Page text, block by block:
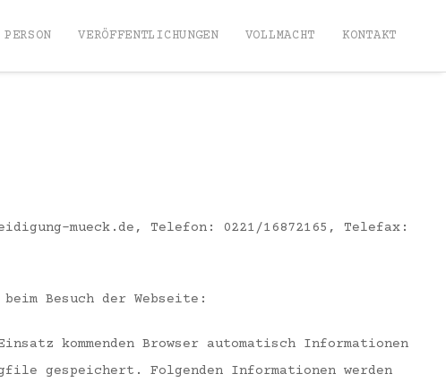
VERÖFFENTLICHUNGEN VOLLMACHT KONTAKT
mueck.de, Telefon: 0221/16872165, Telefax:
Besuch der Webseite:
kommenden Browser automatisch Informationen
gespeichert. Folgenden Informationen werden